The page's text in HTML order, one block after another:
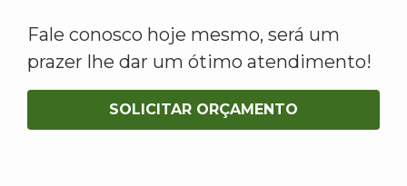
Fale conosco hoje mesmo, será um
prazer lhe dar um ótimo atendimento!
SOLICITAR ORÇAMENTO